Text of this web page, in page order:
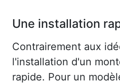
Une installation
Contrairement aux
l'installation d'un
rapide. Pour un